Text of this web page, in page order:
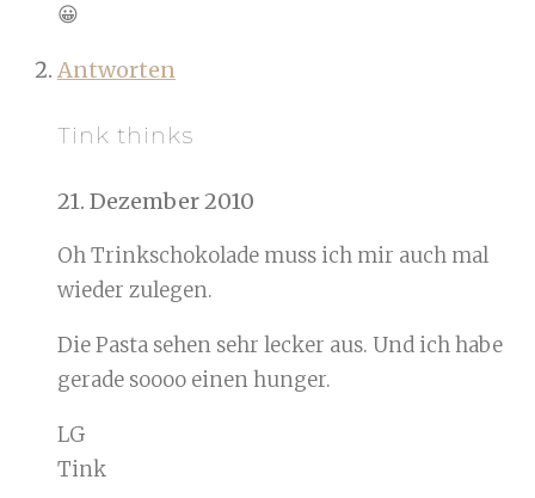
😀
Antworten
Tink thinks
21. Dezember 2010
Oh Trinkschokolade muss ich mir auch mal
wieder zulegen.
Die Pasta sehen sehr lecker aus. Und ich habe
gerade soooo einen hunger.
LG
Tink